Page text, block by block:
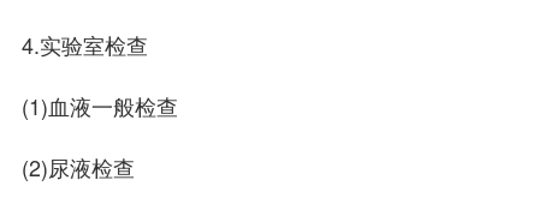
4.实验室检查
(1)血液一般检查
(2)尿液检查